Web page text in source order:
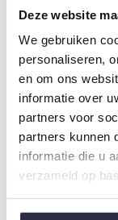
Deze website
We gebruiken
personaliseren,
en om ons
informatie over
partners voor
partners kunnen
informatie die u
verzameld op
Marke:
Saison:
Thema: O-
Choe
Kollektion: